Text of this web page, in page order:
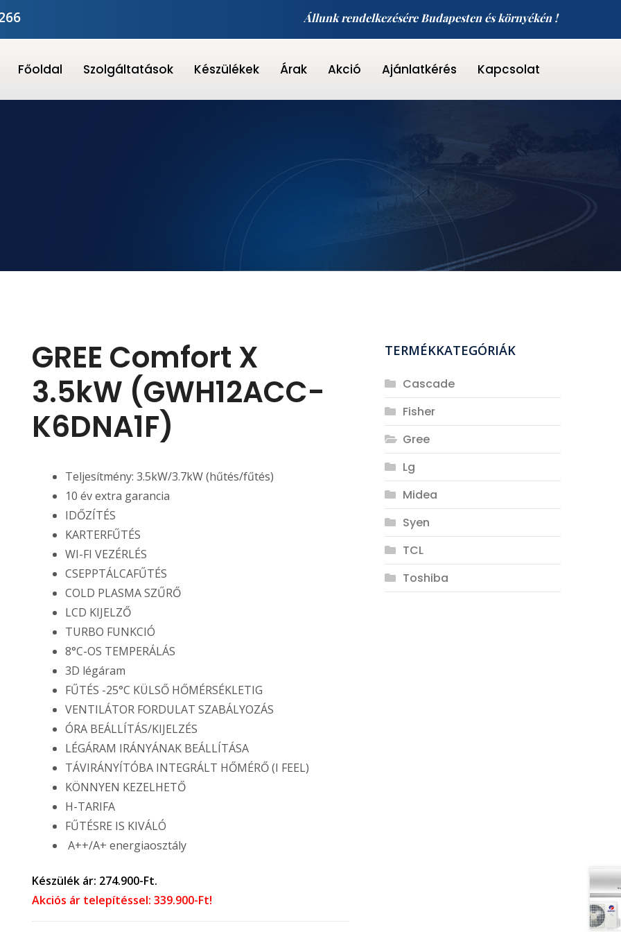
Állunk rendelkezésére Budapesten és környékén !
Főoldal Szolgáltatások Készülékek Árak Akció Ajánlatkérés Kapcsolat
GREE Comfort X
3.5kW (GWH12ACC-
K6DNA1F)
Teljesítmény: 3.5kW/3.7kW (hűtés/fűtés)
10 év extra garancia
IDŐZÍTÉS
KARTERFŰTÉS
WI-FI VEZÉRLÉS
CSEPPTÁLCAFŰTÉS
COLD PLASMA SZŰRŐ
LCD KIJELZŐ
TURBO FUNKCIÓ
8°C-OS TEMPERÁLÁS
3D légáram
FŰTÉS -25°C KÜLSŐ HŐMÉRSÉKLETIG
VENTILÁTOR FORDULAT SZABÁLYOZÁS
ÓRA BEÁLLÍTÁS/KIJELZÉS
LÉGÁRAM IRÁNYÁNAK BEÁLLÍTÁSA
TÁVIRÁNYÍTÓBA INTEGRÁLT HŐMÉRŐ (I FEEL)
KÖNNYEN KEZELHETŐ
H-TARIFA
FŰTÉSRE IS KIVÁLÓ
A++/A+ energiaosztály
Készülék ár: 274.900-Ft.
Akciós ár telepítéssel: 339.900-Ft!
TERMÉKKATEGÓRIÁK
Cascade
Fisher
Gree
Lg
Midea
Syen
TCL
Toshiba